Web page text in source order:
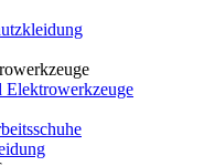
Elektrowerkzeuge